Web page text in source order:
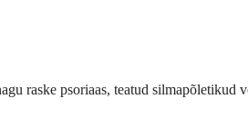
raske psoriaas, teatud